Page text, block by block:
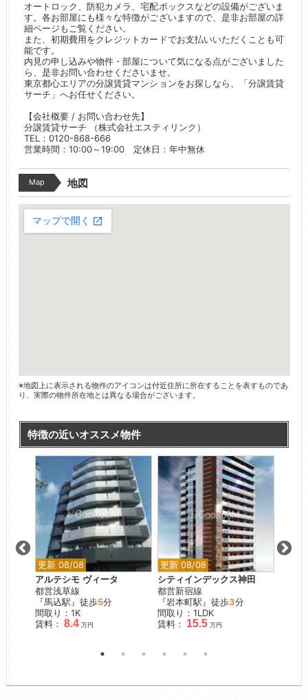
オートロック、防犯カメラ、宅配ボックスなどの設備がございま
す。各お部屋にも様々な特徴がございますので、是非お部屋の詳
細ページもご覧ください。
また、初期費用をクレジットカードでお支払いいただくことも可
能です。
内見の申し込みや物件・部屋について気になる点がございました
ら、是非お問い合わせくださいませ。
東京都心エリアの分譲賃貸マンションをお探しなら、「分譲賃貸
サーチ」へお任せください。
【会社概要 / お問い合わせ先】
分譲賃貸サーチ （株式会社エスティリンク）
TEL：0120-868-666
営業時間：10:00～19:00 定休日：年中無休
Map 地図
※地図上に表示される物件のアイコンは付近住所に所在することを表すものであ
り、実際の物件所在地とは異なる場合がございます。
特徴の近いオススメ物件
更新 08/08
アルテシモ ヴィータ
都営浅草線
『馬込駅』徒歩5分
間取り：1K
賃料： 8.4 万円
更新 08/08
シティインデックス神田
都営新宿線
『岩本町駅』徒歩3分
間取り：1LDK
賃料： 15.5 万円